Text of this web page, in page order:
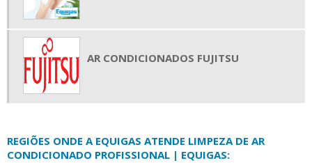
AR CONDICIONADOS FUJITSU
REGIÕES ONDE A EQUIGAS ATENDE LIMPEZA DE AR
CONDICIONADO PROFISSIONAL | EQUIGAS: